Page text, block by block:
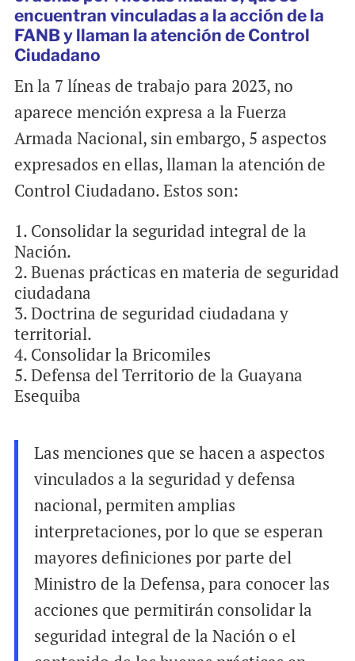
encuentran vinculadas a la acción de la
FANB y llaman la atención de Control
Ciudadano
En la 7 líneas de trabajo para 2023, no
aparece mención expresa a la Fuerza
Armada Nacional, sin embargo, 5 aspectos
expresados en ellas, llaman la atención de
Control Ciudadano. Estos son:
Consolidar la seguridad integral de la
Nación.
Buenas prácticas en materia de seguridad
ciudadana
Doctrina de seguridad ciudadana y
territorial.
Consolidar la Bricomiles
Defensa del Territorio de la Guayana
Esequiba
Las menciones que se hacen a aspectos
vinculados a la seguridad y defensa
nacional, permiten amplias
interpretaciones, por lo que se esperan
mayores definiciones por parte del
Ministro de la Defensa, para conocer las
acciones que permitirán consolidar la
seguridad integral de la Nación o el